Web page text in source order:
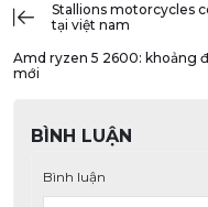
stallions motorcycles công bố chính thức giá bán các dòng xe
tại việt nam
amd ryzen 5 2600: khoảng đầu tư cực tốt dành cho streamer
mới
BÌNH LUẬN
Bình luận